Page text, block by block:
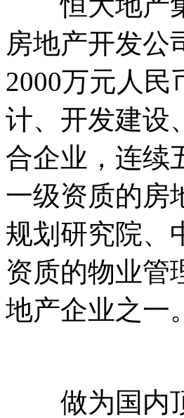
房地产开发公
2000万元人
计、开发建设
合企业，连续
一级资质的房
规划研究院、
资质的物业管
地产企业之一。
做为国内顶